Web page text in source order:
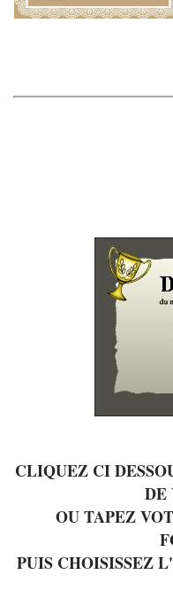
CLIQUEZ CI
DE
OU TAPEZ
PUIS CHOISISSEZ